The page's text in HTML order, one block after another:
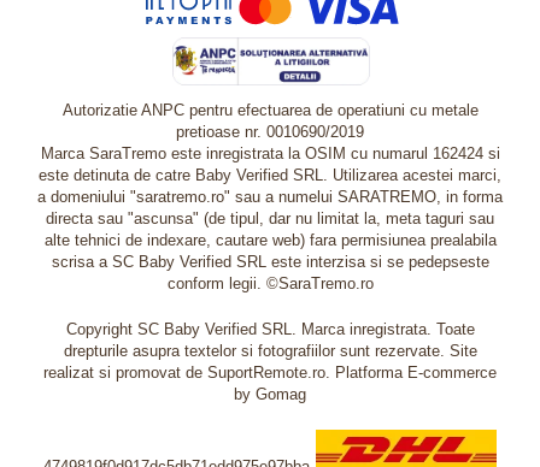
Autorizatie ANPC pentru efectuarea de operatiuni cu metale
pretioase nr. 0010690/2019
Marca SaraTremo este inregistrata la OSIM cu numarul 162424 si
este detinuta de catre Baby Verified SRL. Utilizarea acestei marci,
a domeniului "saratremo.ro" sau a numelui SARATREMO, in forma
directa sau "ascunsa" (de tipul, dar nu limitat la, meta taguri sau
alte tehnici de indexare, cautare web) fara permisiunea prealabila
scrisa a SC Baby Verified SRL este interzisa si se pedepseste
conform legii. ©SaraTremo.ro
Copyright SC Baby Verified SRL. Marca inregistrata. Toate
drepturile asupra textelor si fotografiilor sunt rezervate. Site
realizat si promovat de SuportRemote.ro. Platforma E-commerce
by Gomag